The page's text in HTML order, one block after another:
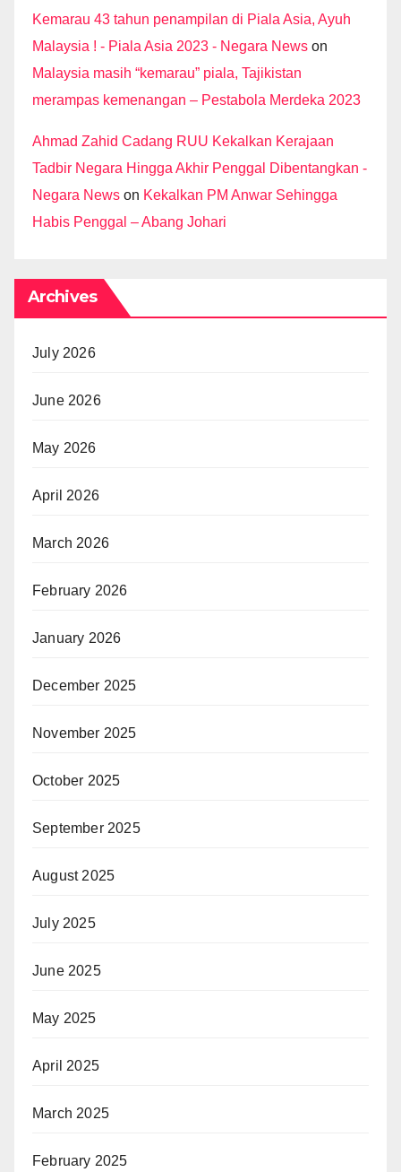
Kemarau 43 tahun penampilan di Piala Asia, Ayuh
Malaysia ! - Piala Asia 2023 - Negara News on
Malaysia masih “kemarau” piala, Tajikistan
merampas kemenangan – Pestabola Merdeka 2023
Ahmad Zahid Cadang RUU Kekalkan Kerajaan
Tadbir Negara Hingga Akhir Penggal Dibentangkan -
Negara News on Kekalkan PM Anwar Sehingga
Habis Penggal – Abang Johari
Archives
July 2026
June 2026
May 2026
April 2026
March 2026
February 2026
January 2026
December 2025
November 2025
October 2025
September 2025
August 2025
July 2025
June 2025
May 2025
April 2025
March 2025
February 2025